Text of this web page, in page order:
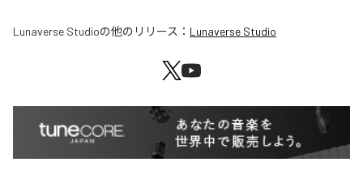
Lunaverse Studioの他のリリース： Lunaverse Studio